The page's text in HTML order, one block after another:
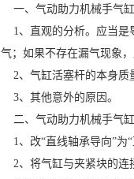
一、气动助力机械手气缸
1、直观的分析。应当是
气；如果不存在漏气现象
2、气缸活塞杆的本身质
3、其他意外的原因。
二、气动助力机械手气缸
1、改“直线轴承导向”为“
2、将气缸与夹紧块的连